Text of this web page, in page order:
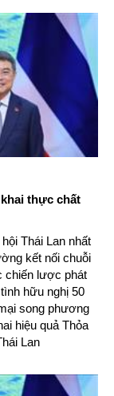
thực chất
Thái Lan nhất
kết nối chuỗi
chiến lược phát
hữu nghị 50
song phương
hiệu quả Thỏa
Lan